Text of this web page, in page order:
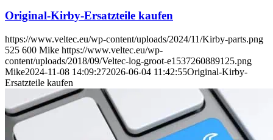
Original-Kirby-Ersatzteile kaufen
https://www.veltec.eu/wp-content/uploads/2024/11/Kirby-parts.png
525 600 Mike https://www.veltec.eu/wp-
content/uploads/2018/09/Veltec-log-groot-e1537260889125.png
Mike2024-11-08 14:09:272026-06-04 11:42:55Original-Kirby-
Ersatzteile kaufen